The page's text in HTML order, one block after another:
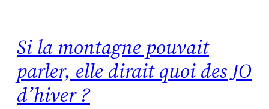
Si la montagne pouvait
parler, elle dirait quoi des JO
d’hiver ?